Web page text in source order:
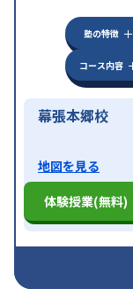
塾の特徴
コース内容
幕張本郷校
地図を見る
体験授業(無料)